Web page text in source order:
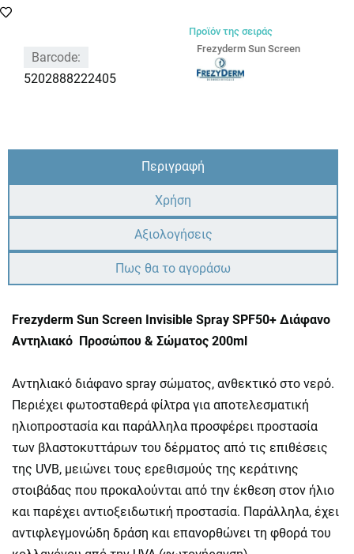
Barcode:
5202888222405
Προϊόν της σειράς
Frezyderm Sun Screen
Περιγραφή
Χρήση
Αξιολογήσεις
Πως θα το αγοράσω
Frezyderm Sun Screen Invisible Spray SPF50+ Διάφανο
Αντηλιακό Προσώπου & Σώματος 200ml
Αντηλιακό διάφανο spray σώματος, ανθεκτικό στο νερό.
Περιέχει φωτοσταθερά φίλτρα για αποτελεσματική
ηλιοπροστασία και παράλληλα προσφέρει προστασία
των βλαστοκυττάρων του δέρματος από τις επιθέσεις
της UVB, μειώνει τους ερεθισμούς της κεράτινης
στοιβάδας που προκαλούνται από την έκθεση στον ήλιο
και παρέχει αντιοξειδωτική προστασία. Παράλληλα, έχει
αντιφλεγμονώδη δράση και επανορθώνει τη φθορά του